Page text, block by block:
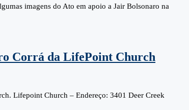
imagens do Ato em apoio a Jair Bolsonaro na
Corrá da LifePoint Church
Lifepoint Church – Endereço: 3401 Deer Creek